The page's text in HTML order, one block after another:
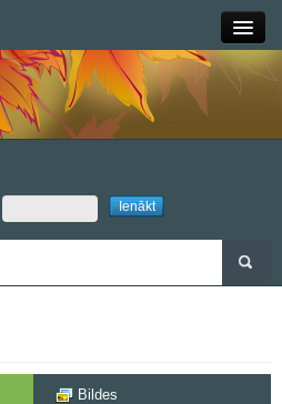
Close
Forums
Grupas
Bildes